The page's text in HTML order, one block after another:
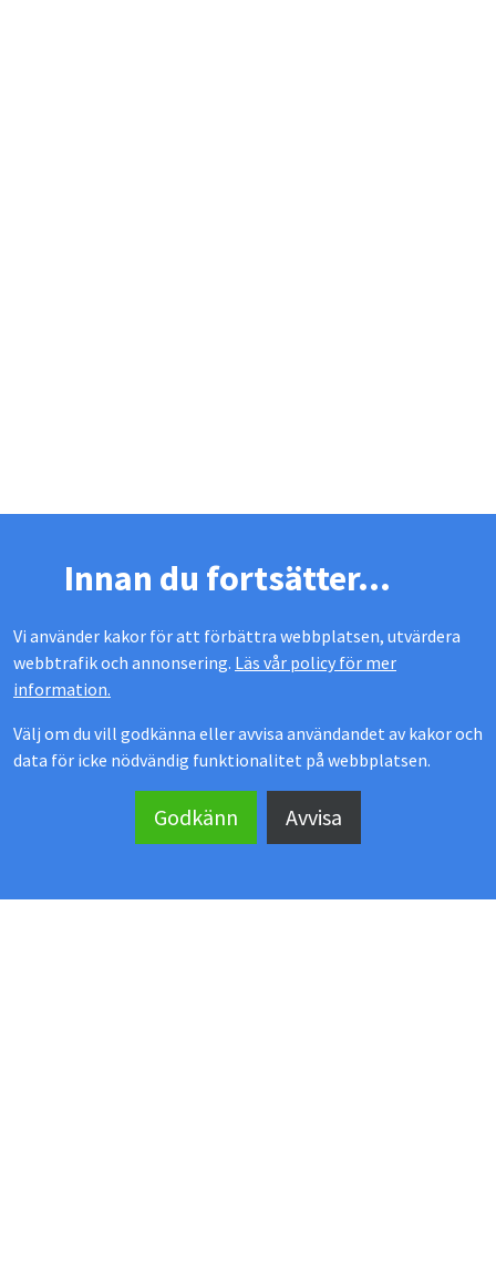
MEKOFLEX UTERUM
Innan du fortsätter...
Vi använder kakor för att förbättra webbplatsen, utvärdera
webbtrafik och annonsering. Läs vår policy för mer
information.
Välj om du vill godkänna eller avvisa användandet av kakor och
data för icke nödvändig funktionalitet på webbplatsen.
Godkänn Avvisa